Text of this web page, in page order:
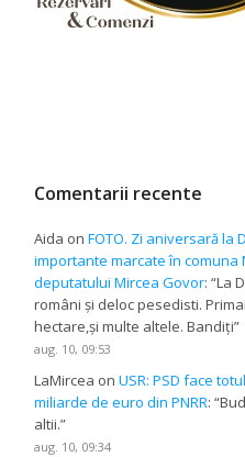
Comentarii recente
Aida onFOTO. Zi aniversară la
importante marcate în comuna
deputatului Mircea Govor: “La
români și deloc pesedisti.
hectare,și multe altele. Bandiți”
aug. 10, 09:53
LaMircea onUSR: PSD face
miliarde de euro din PNRR: “
altii.”
aug. 10, 09:34